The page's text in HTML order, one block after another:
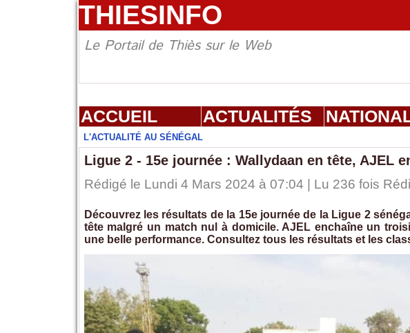
THIESINFO
Le Portail de Thiès sur le Web
ACCUEIL ACTUALITÉS
L'ACTUALITÉ AU SÉNÉGAL
Ligue 2 - 15e journée : Wallydaan en tête, AJEL
Rédigé le Lundi 4 Mars 2024 à 07:04 | Lu 236 fois
Découvrez les résultats de la 15e journée de la Ligue 2
tête malgré un match nul à domicile. AJEL enchaîne un
une belle performance. Consultez tous les résultats et les